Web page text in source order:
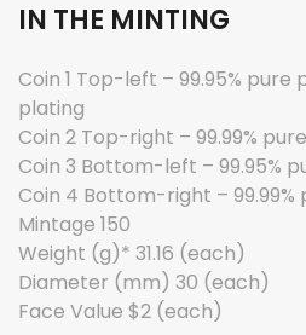
IN THE MINTING
Coin 1 Top-left – 99.95%
plating
Coin 2 Top-right – 99.99%
Coin 3 Bottom-left – 99.95%
Coin 4 Bottom-right – 99.99%
Mintage 150
Weight (g)* 31.16 (each)
Diameter (mm) 30 (each)
Face Value $2 (each)